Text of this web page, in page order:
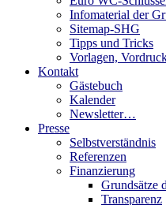
Infomaterial der
Sitemap-SHG
Tipps und Tricks
Vorlagen,
Kontakt
Gästebuch
Kalender
Newsletter…
Presse
Selbstverständnis
Referenzen
Finanzierung
Grundsätze
Transparenz